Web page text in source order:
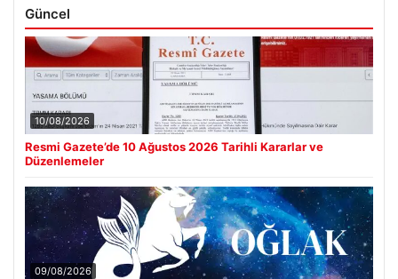
Güncel
10/08/2026
Resmi Gazete’de 10 Ağustos 2026 Tarihli Kararlar ve
Düzenlemeler
09/08/2026